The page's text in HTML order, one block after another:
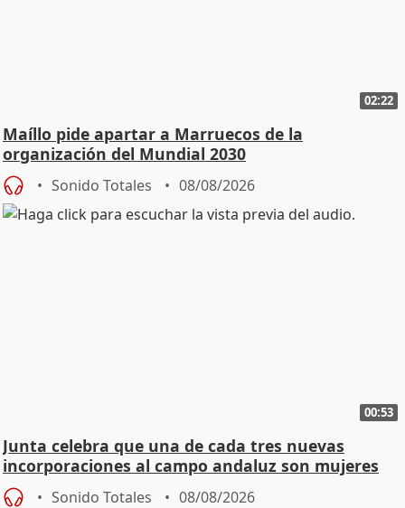
02:22
Maíllo pide apartar a Marruecos de la
organización del Mundial 2030
Sonido Totales 08/08/2026
00:53
Junta celebra que una de cada tres nuevas
incorporaciones al campo andaluz son mujeres
jóvenes
Sonido Totales 08/08/2026